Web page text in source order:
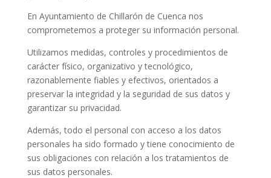
En Ayuntamiento de Chillarón de Cuenca nos
comprometemos a proteger su información personal.
Utilizamos medidas, controles y procedimientos de
carácter físico, organizativo y tecnológico,
razonablemente fiables y efectivos, orientados a
preservar la integridad y la seguridad de sus datos y
garantizar su privacidad.
Además, todo el personal con acceso a los datos
personales ha sido formado y tiene conocimiento de
sus obligaciones con relación a los tratamientos de
sus datos personales.